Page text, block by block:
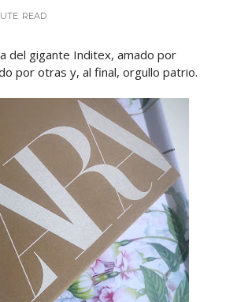
READ
del gigante Inditex, amado por
por otras y, al final, orgullo patrio.